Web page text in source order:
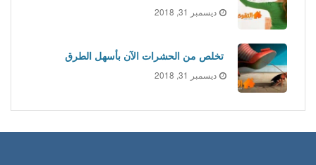
ديسمبر 31, 2018
تخلص من الحشرات الآن بأسهل الطرق
ديسمبر 31, 2018